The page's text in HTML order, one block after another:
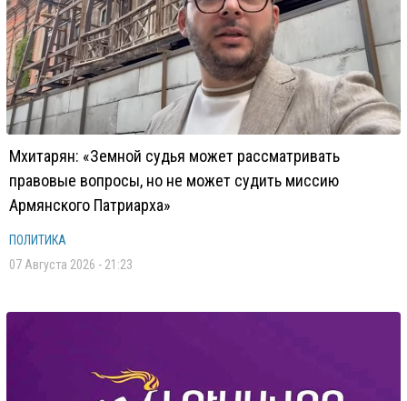
Мхитарян: «Земной судья может рассматривать
правовые вопросы, но не может судить миссию
Армянского Патриарха»
ПОЛИТИКА
07 Августа 2026 - 21:23